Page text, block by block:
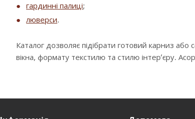
гардинні палиці;
люверси.
Каталог дозволяє підібрати готовий карниз
вікна, формату текстилю та стилю інтер’єру.